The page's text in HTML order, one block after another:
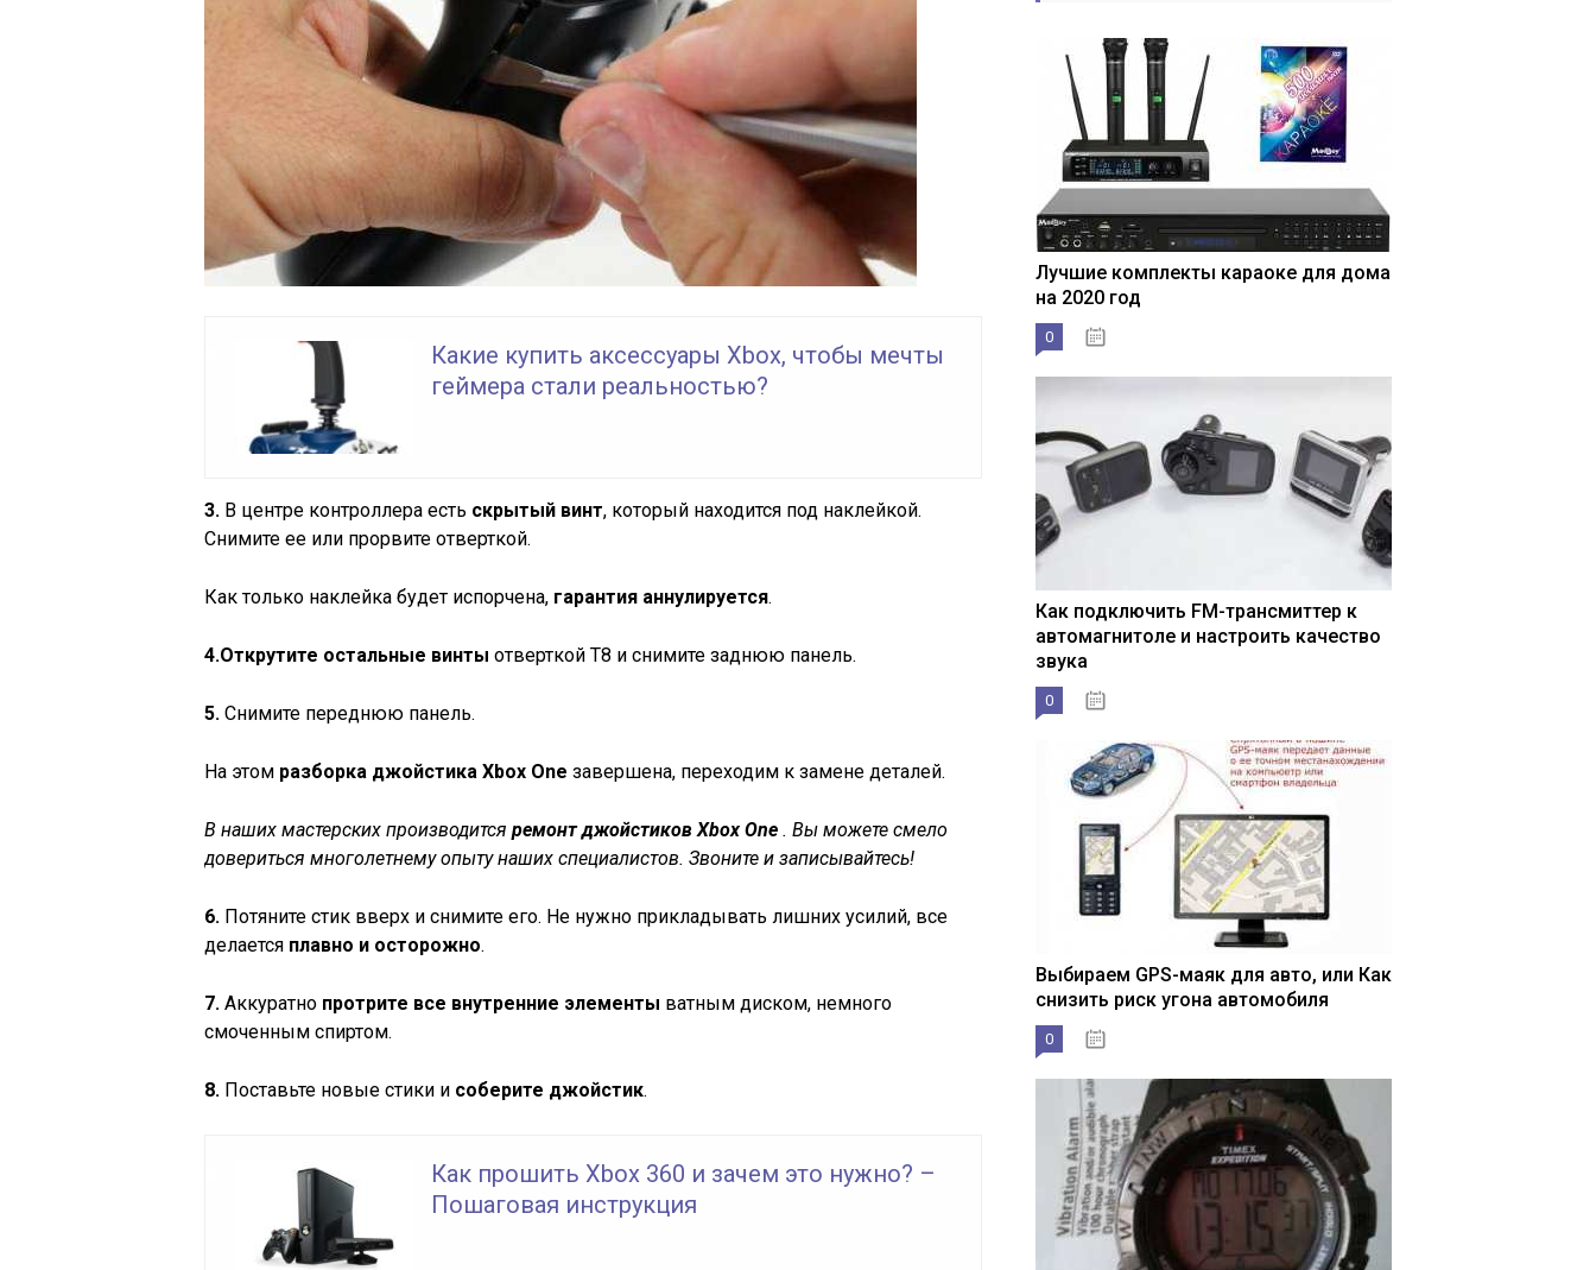
Какие купить аксессуары Xbox, чтобы мечты
геймера стали реальностью?
3. В центре контроллера есть скрытый винт, который находится под наклейкой.
Снимите ее или прорвите отверткой.
Как только наклейка будет испорчена, гарантия аннулируется.
4.Открутите остальные винты отверткой T8 и снимите заднюю панель.
5. Снимите переднюю панель.
На этом разборка джойстика Xbox One завершена, переходим к замене деталей.
В наших мастерских производится ремонт джойстиков Xbox One . Вы можете смело
довериться многолетнему опыту наших специалистов. Звоните и записывайтесь!
6. Потяните стик вверх и снимите его. Не нужно прикладывать лишних усилий, все
делается плавно и осторожно.
7. Аккуратно протрите все внутренние элементы ватным диском, немного
смоченным спиртом.
8. Поставьте новые стики и соберите джойстик.
Как прошить Xbox 360 и зачем это нужно? –
Пошаговая инструкция
Лучшие комплекты караоке для дома
на 2020 год
0
Как подключить FM-трансмиттер к
автомагнитоле и настроить качество
звука
0
Выбираем GPS-маяк для авто, или Как
снизить риск угона автомобиля
0